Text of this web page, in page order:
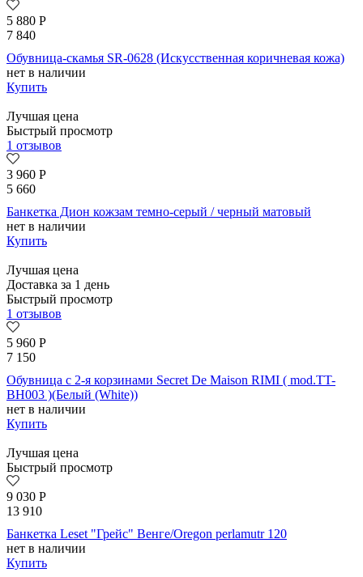
5 880 Р
7 840
Обувница-скамья SR-0628 (Искусственная коричневая кожа)
нет в наличии
Купить
Лучшая цена
Быстрый просмотр
1 отзывов
3 960 Р
5 660
Банкетка Дион кожзам темно-серый / черный матовый
нет в наличии
Купить
Лучшая цена
Доставка за 1 день
Быстрый просмотр
1 отзывов
5 960 Р
7 150
Обувница с 2-я корзинами Secret De Maison RIMI ( mod.TT-
BH003 )(Белый (White))
нет в наличии
Купить
Лучшая цена
Быстрый просмотр
9 030 Р
13 910
Банкетка Leset "Грейс" Венге/Oregon perlamutr 120
нет в наличии
Купить